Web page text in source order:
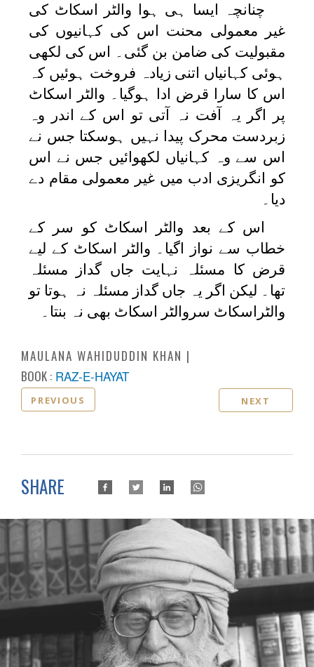
چنانچہ ایسا ہی ہوا والٹر اسکاٹ کی
غیر معمولی محنت اس کی کہانیوں کی
مقبولیت کی ضامن بن گئی۔ اس کی لکھی
ہوئی کہانیاں اتنی زیادہ فروخت ہوئیں کہ
اس کا سارا قرض ادا ہوگیا۔ والٹر اسکاٹ
پر اگر یہ آفت نہ آتی تو اس کے اندر وہ
زبردست محرک پیدا نہیں ہوسکتا جس نے
اس سے وہ کہانیاں لکھوائیں جس نے اس
کو انگریزی ادب میں غیر معمولی مقام دے
دیا۔
اس کے بعد والٹر اسکاٹ کو سر کے
خطاب سے نواز اگیا۔ والٹر اسکاٹ کے لیے
قرض کا مسئلہ نہایت جاں گداز مسئلہ
تھا۔ لیکن اگر یہ جاں گداز مسئلہ نہ ہوتا تو
والٹراسکاٹ سروالٹر اسکاٹ بھی نہ بنتا۔
MAULANA WAHIDUDDIN KHAN
BOOK : RAZ-E-HAYAT
PREVIOUS NEXT
SHARE